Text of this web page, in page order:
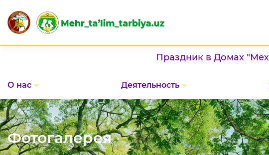
Праздник в Домах "Мехрибонлик":
О нас Деятельность
Фотогалерея